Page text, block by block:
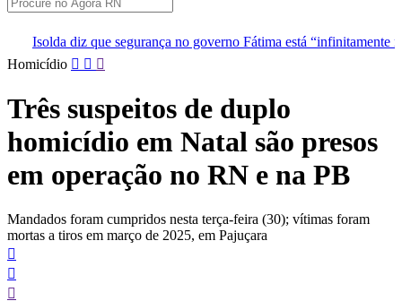
no governo Fátima está “infinitamente melhor”
TJRN
Pular
conteúdo
Homicídio
Três suspeitos de duplo
homicídio em Natal são presos
em operação no RN e na PB
Mandados foram cumpridos nesta terça-feira (30); vítimas foram
mortas a tiros em março de 2025, em Pajuçara